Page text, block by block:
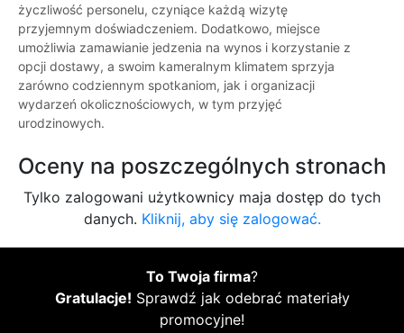
życzliwość personelu, czyniące każdą wizytę
przyjemnym doświadczeniem. Dodatkowo, miejsce
umożliwia zamawianie jedzenia na wynos i korzystanie z
opcji dostawy, a swoim kameralnym klimatem sprzyja
zarówno codziennym spotkaniom, jak i organizacji
wydarzeń okolicznościowych, w tym przyjęć
urodzinowych.
Oceny na poszczególnych stronach
Tylko zalogowani użytkownicy maja dostęp do tych
danych. Kliknij, aby się zalogować.
To Twoja firma?
Gratulacje! Sprawdź jak odebrać materiały
promocyjne!